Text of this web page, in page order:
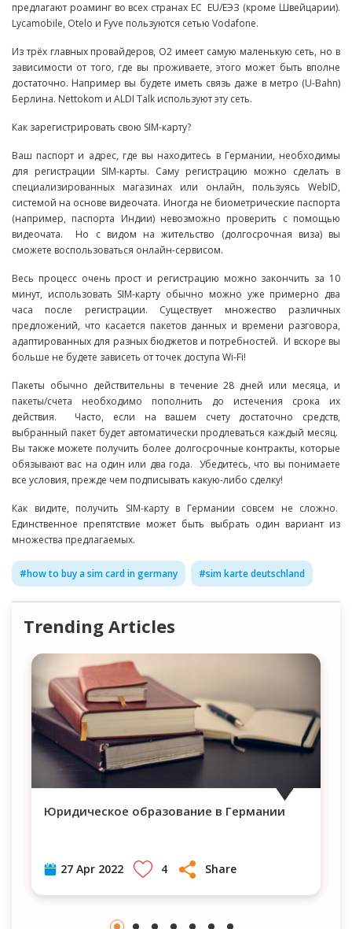
предлагают роаминг во всех странах ЕС EU/ЕЭЗ (кроме Швейцарии).
Lycamobile, Otelo и Fyve пользуются сетью Vodafone.
Из трёх главных провайдеров, O2 имеет самую маленькую сеть, но в
зависимости от того, где вы проживаете, этого может быть вполне
достаточно. Например вы будете иметь связь даже в метро (U-Bahn)
Берлина. Nettokom и ALDI Talk используют эту сеть.
Как зарегистрировать свою SIM-карту?
Ваш паспорт и адрес, где вы находитесь в Германии, необходимы
для регистрации SIM-карты. Саму регистрацию можно сделать в
специализированных магазинах или онлайн, пользуясь WebID,
системой на основе видеочата. Иногда не биометрические паспорта
(например, паспорта Индии) невозможно проверить с помощью
видеочата. Но с видом на жительство (долгосрочная виза) вы
сможете воспользоваться онлайн-сервисом.
Весь процесс очень прост и регистрацию можно закончить за 10
минут, использовать SIM-карту обычно можно уже примерно два
часа после регистрации. Существует множество различных
предложений, что касается пакетов данных и времени разговора,
адаптированных для разных бюджетов и потребностей. И вскоре вы
больше не будете зависеть от точек доступа Wi-Fi!
Пакеты обычно действительны в течение 28 дней или месяца, и
пакеты/счета необходимо пополнить до истечения срока их
действия. Часто, если на вашем счету достаточно средств,
выбранный пакет будет автоматически продлеваться каждый месяц.
Вы также можете получить более долгосрочные контракты, которые
обязывают вас на один или два года. Убедитесь, что вы понимаете
все условия, прежде чем подписывать какую-либо сделку!
Как видите, получить SIM-карту в Германии совсем не сложно.
Единственное препятствие может быть выбрать один вариант из
множества предлагаемых.
#how to buy a sim card in germany #sim karte deutschland
Trending Articles
Юридическое образование в Германии
27 Apr 2022 4 Share